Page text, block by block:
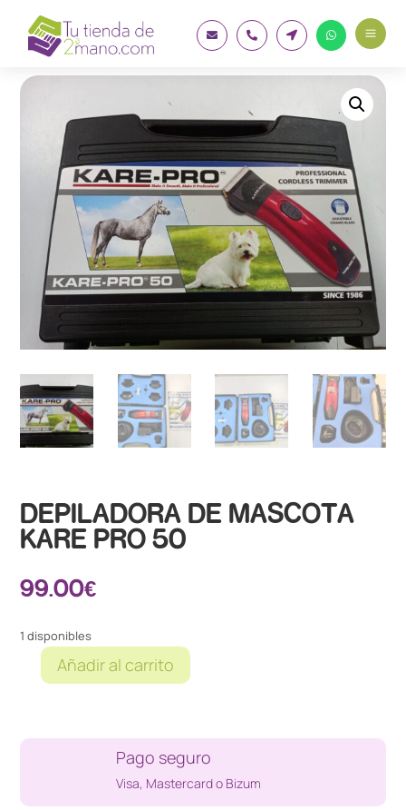
    a
DEPILADORA DE MASCOTA
KARE PRO 50
99.00€
1 disponibles
DEPILADORA
KARE
cantidad
Añadir al carrito
Pago seguro
Visa, Mastercard o Bizum